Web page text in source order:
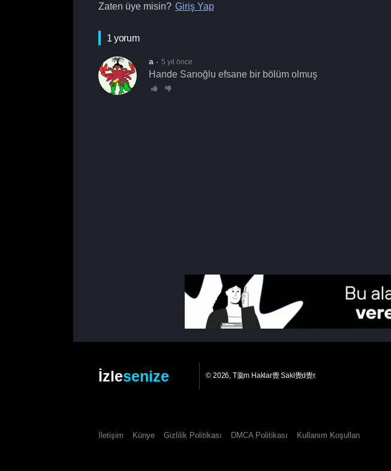
Zaten üye misin? Giriş Yap
1 yorum
a 5 yıl önce
Hande Sarıoğlu efsane bir bölüm olmuş
İzlesenize © 2026, T羹m Haklar覺 Sakl覺d覺r.
İletişim Künye Gizlilik Politikası DMCA Politikası Kullanım Koşulları